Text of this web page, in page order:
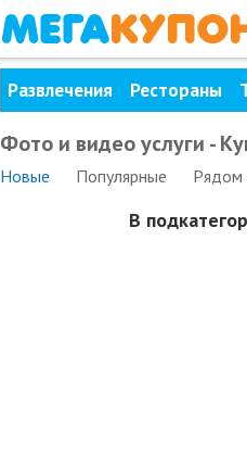
Развлечения Рестораны
Фото и видео услуги -
Новые Популярные Рядом
В